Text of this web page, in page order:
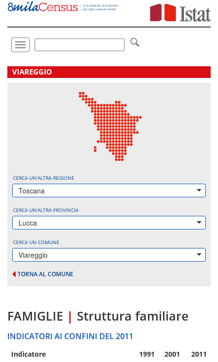
Vai
direttamente
Toggle
navigation
.
VIAREGGIO
CERCA UN'ALTRA REGIONE
Toscana
CERCA UN'ALTRA PROVINCIA
Lucca
CERCA UN COMUNE
Viareggio
TORNA AL COMUNE
FAMIGLIE | Struttura familiare
INDICATORI AI CONFINI DEL 2011
Indicatore 1991 2001 2011